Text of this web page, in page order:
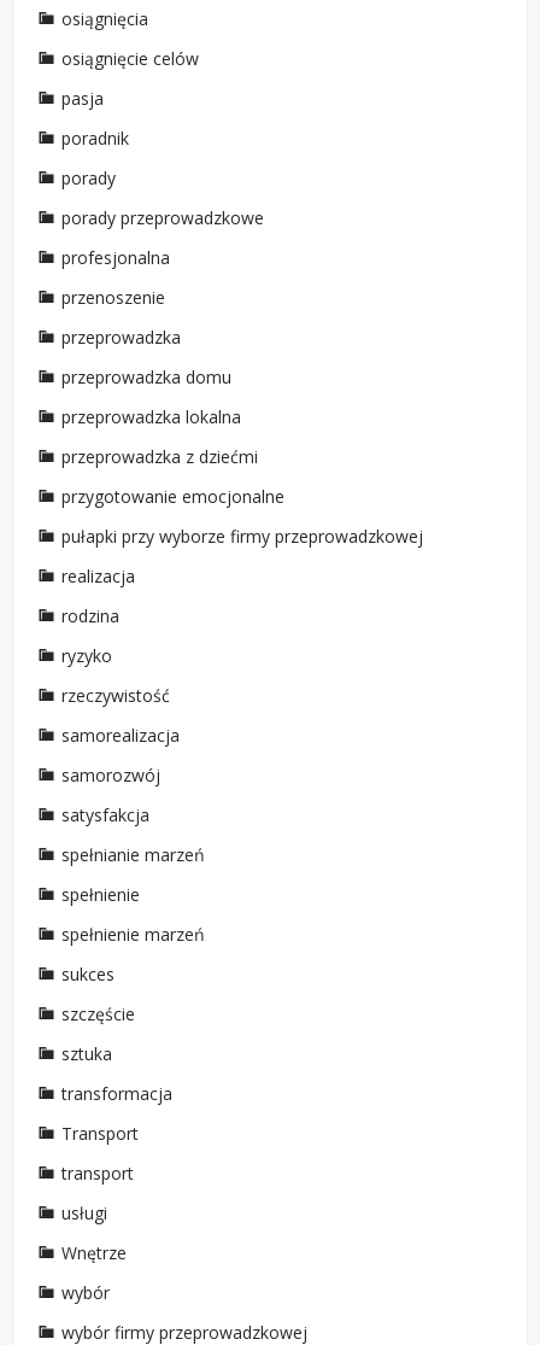
osiągnięcia
osiągnięcie celów
pasja
poradnik
porady
porady przeprowadzkowe
profesjonalna
przenoszenie
przeprowadzka
przeprowadzka domu
przeprowadzka lokalna
przeprowadzka z dziećmi
przygotowanie emocjonalne
pułapki przy wyborze firmy przeprowadzkowej
realizacja
rodzina
ryzyko
rzeczywistość
samorealizacja
samorozwój
satysfakcja
spełnianie marzeń
spełnienie
spełnienie marzeń
sukces
szczęście
sztuka
transformacja
Transport
transport
usługi
Wnętrze
wybór
wybór firmy przeprowadzkowej